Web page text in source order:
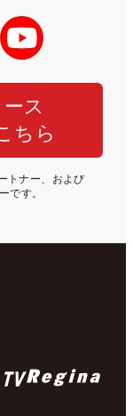
ス
ちら
トナー、および
です。